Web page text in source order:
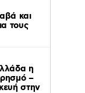
και
τους
η
–
στην